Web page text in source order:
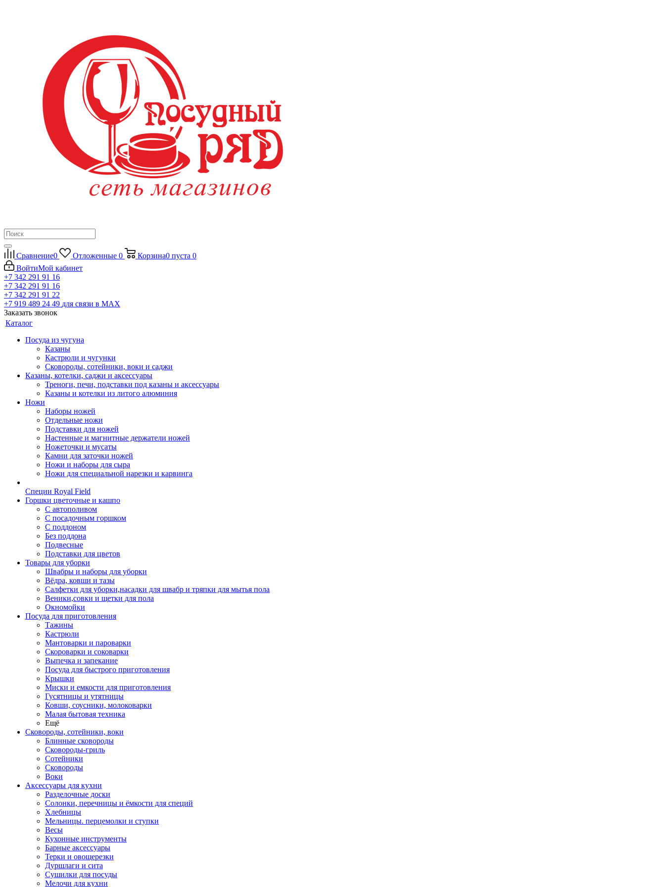
Сравнение0 Отложенные 0 Корзина0 пуста 0
ВойтиМой кабинет
+7 342 291 91 16
+7 342 291 91 16
+7 342 291 91 22
+7 919 489 24 49 для связи в МАХ
Заказать звонок
Каталог
Посуда из чугуна
Казаны
Кастрюли и чугунки
Сковороды, сотейники, воки и саджи
Казаны, котелки, саджи и аксессуары
Треноги, печи, подставки под казаны и аксессуары
Казаны и котелки из литого алюминия
Ножи
Наборы ножей
Отдельные ножи
Подставки для ножей
Настенные и магнитные держатели ножей
Ножеточки и мусаты
Камни для заточки ножей
Ножи и наборы для сыра
Ножи для специальной нарезки и карвинга
Специи Royal Field
Горшки цветочные и кашпо
С автополивом
С посадочным горшком
С поддоном
Без поддона
Подвесные
Подставки для цветов
Товары для уборки
Швабры и наборы для уборки
Вёдра, ковши и тазы
Салфетки для уборки,насадки для швабр и тряпки для мытья пола
Веники,совки и щетки для пола
Окномойки
Посуда для приготовления
Тажины
Кастрюли
Мантоварки и пароварки
Скороварки и соковарки
Выпечка и запекание
Посуда для быстрого приготовления
Крышки
Миски и емкости для приготовления
Гусятницы и утятницы
Ковши, соусники, молоковарки
Малая бытовая техника
Ещё
Сковороды, сотейники, воки
Блинные сковороды
Сковороды-гриль
Сотейники
Сковороды
Воки
Аксессуары для кухни
Разделочные доски
Солонки, перечницы и ёмкости для специй
Хлебницы
Мельницы. перцемолки и ступки
Весы
Кухонные инструменты
Барные аксессуары
Терки и овощерезки
Дуршлаги и сита
Сушилки для посуды
Мелочи для кухни